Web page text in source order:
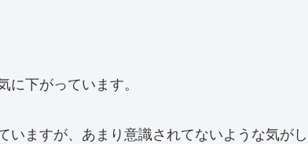
下がっています。
いますが、あまり意識されてないような気がし